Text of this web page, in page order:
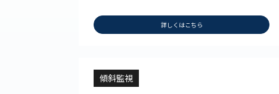
詳しくはこちら
傾斜監視